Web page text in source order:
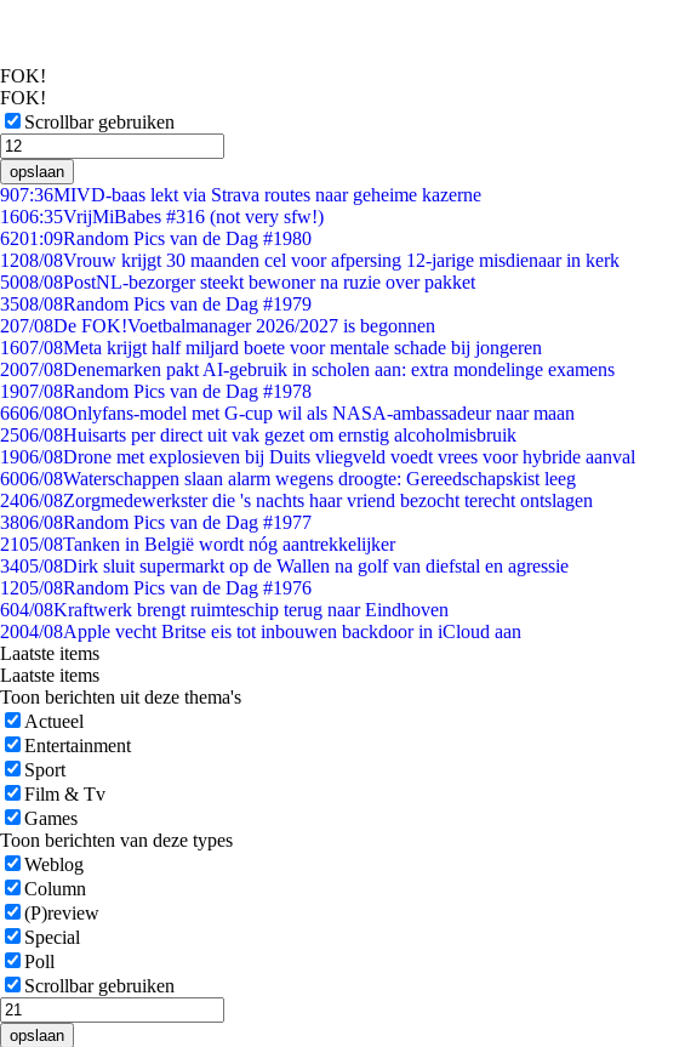
FOK!
FOK!
Scrollbar gebruiken
opslaan
907:36MIVD-baas lekt via Strava routes naar geheime kazerne
1606:35VrijMiBabes #316 (not very sfw!)
6201:09Random Pics van de Dag #1980
1208/08Vrouw krijgt 30 maanden cel voor afpersing 12-jarige misdienaar in kerk
5008/08PostNL-bezorger steekt bewoner na ruzie over pakket
3508/08Random Pics van de Dag #1979
207/08De FOK!Voetbalmanager 2026/2027 is begonnen
1607/08Meta krijgt half miljard boete voor mentale schade bij jongeren
2007/08Denemarken pakt AI-gebruik in scholen aan: extra mondelinge examens
1907/08Random Pics van de Dag #1978
6606/08Onlyfans-model met G-cup wil als NASA-ambassadeur naar maan
2506/08Huisarts per direct uit vak gezet om ernstig alcoholmisbruik
1906/08Drone met explosieven bij Duits vliegveld voedt vrees voor hybride aanval
6006/08Waterschappen slaan alarm wegens droogte: Gereedschapskist leeg
2406/08Zorgmedewerkster die 's nachts haar vriend bezocht terecht ontslagen
3806/08Random Pics van de Dag #1977
2105/08Tanken in België wordt nóg aantrekkelijker
3405/08Dirk sluit supermarkt op de Wallen na golf van diefstal en agressie
1205/08Random Pics van de Dag #1976
604/08Kraftwerk brengt ruimteschip terug naar Eindhoven
2004/08Apple vecht Britse eis tot inbouwen backdoor in iCloud aan
Laatste items
Laatste items
Toon berichten uit deze thema's
Actueel
Entertainment
Sport
Film & Tv
Games
Toon berichten van deze types
Weblog
Column
(P)review
Special
Poll
Scrollbar gebruiken
opslaan